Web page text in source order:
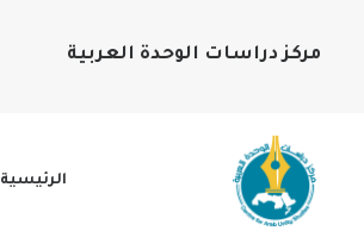
مركز دراسات الوحدة العربية
الرئيسية